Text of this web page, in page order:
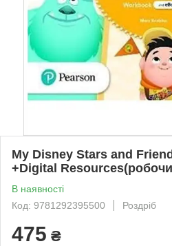
My Disney Stars and
+Digital
В наявності
Код: 9781292395500
Роздріб
475 ₴